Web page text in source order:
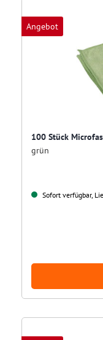
Angebot
100 Stück
grün
Sofort verfügbar,